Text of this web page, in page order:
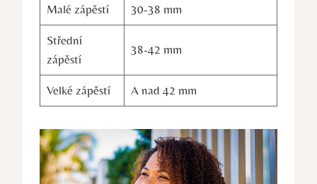
Malé zápěstí 30-38 mm
Střední
zápěstí
38-42 mm
Velké zápěstí A nad 42 mm